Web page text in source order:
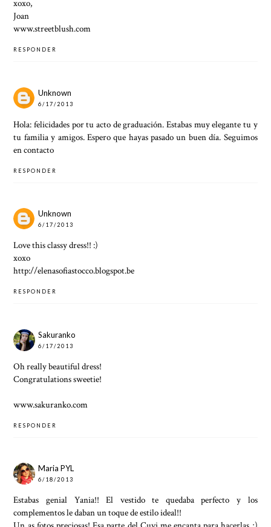
xoxo,
Joan
www.streetblush.com
RESPONDER
Unknown
6/17/2013
Hola: felicidades por tu acto de graduación. Estabas muy elegante tu y
tu familia y amigos. Espero que hayas pasado un buen día. Seguimos
en contacto
RESPONDER
Unknown
6/17/2013
Love this classy dress!! :)
xoxo
http://elenasofiastocco.blogspot.be
RESPONDER
Sakuranko
6/17/2013
Oh really beautiful dress!
Congratulations sweetie!
www.sakuranko.com
RESPONDER
Maria PYL
6/18/2013
Estabas genial Yania!! El vestido te quedaba perfecto y los
complementos le daban un toque de estilo ideal!!